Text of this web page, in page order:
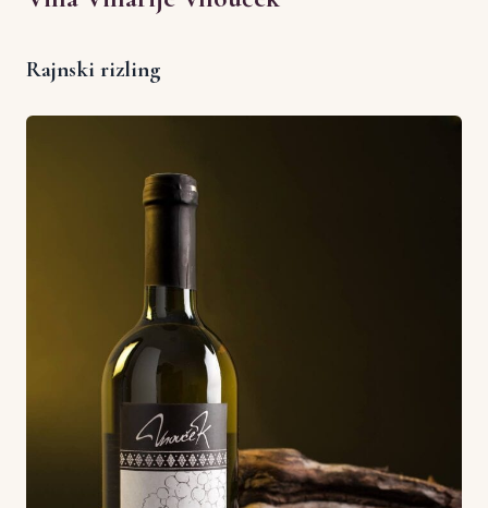
Rajnski rizling